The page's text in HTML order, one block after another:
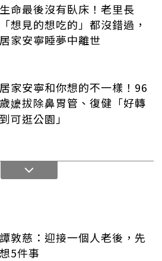
生命最後沒有臥床！老里長
「想見的想吃的」都沒錯過，
居家安寧睡夢中離世
居家安寧和你想的不一樣！96
歲嬷拔除鼻胃管、復健「好轉
到可逛公園」
譚敦慈：迎接一個人老後，先
想5件事